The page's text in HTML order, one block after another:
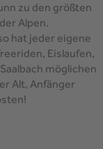
zu den größten
Alpen.
hat jeder eigene
Eislaufen,
möglichen
Alt, Anfänger